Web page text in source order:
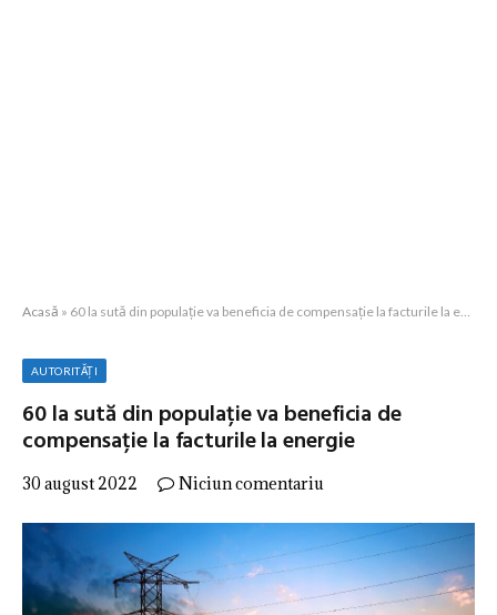
Acasă » 60 la sută din populație va beneficia de compensație la facturile la energie
AUTORITĂȚI
60 la sută din populație va beneficia de
compensație la facturile la energie
30 august 2022 Niciun comentariu